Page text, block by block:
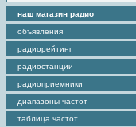
наш магазин радио
объявления
радиорейтинг
радиостанции
радиоприемники
диапазоны частот
таблица частот